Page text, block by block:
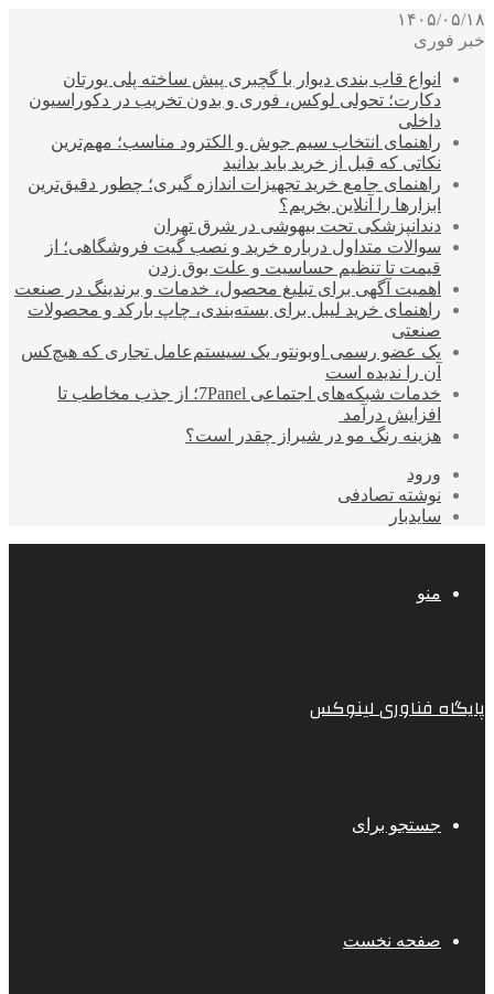
۱۴۰۵/۰۵/۱۸
خبر فوری
انواع قاب بندی دیوار با گچبری پیش ساخته پلی یورتان
دکارت؛ تحولی لوکس، فوری و بدون تخریب در دکوراسیون
داخلی
راهنمای انتخاب سیم جوش و الکترود مناسب؛ مهم‌ترین
نکاتی که قبل از خرید باید بدانید
راهنمای جامع خرید تجهیزات اندازه گیری؛ چطور دقیق‌ترین
ابزارها را آنلاین بخریم؟
دندانپزشکی تحت بیهوشی در شرق تهران
سوالات متداول درباره خرید و نصب گیت فروشگاهی؛ از
قیمت تا تنظیم حساسیت و علت بوق زدن
اهمیت آگهی برای تبلیغ محصول، خدمات و برندینگ در صنعت
راهنمای خرید لیبل برای بسته‌بندی، چاپ بارکد و محصولات
صنعتی
یک عضو رسمی اوبونتو، یک سیستم‌عامل تجاری که هیچ‌کس
آن را ندیده است
خدمات شبکه‌های اجتماعی 7Panel؛ از جذب مخاطب تا
افزایش درآمد
هزینه رنگ مو در شیراز چقدر است؟
ورود
نوشته تصادفی
سایدبار
منو
پایگاه فناوری لینوکس
جستجو برای
صفحه نخست